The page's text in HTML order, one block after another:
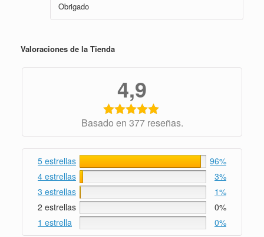
Obrigado
Valoraciones de la Tienda
4,9
Basado en 377 reseñas.
5 estrellas
96%
4 estrellas
3%
3 estrellas
1%
2 estrellas
0%
1 estrella
0%